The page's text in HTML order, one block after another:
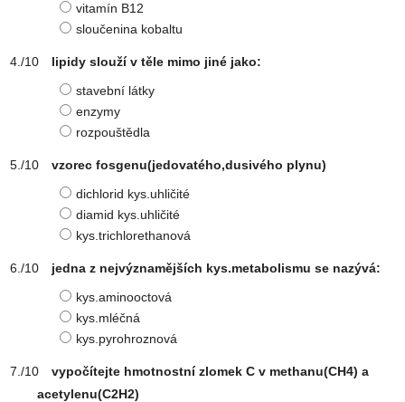
vitamín B12
sloučenina kobaltu
lipidy slouží v těle mimo jiné jako:
stavební látky
enzymy
rozpouštědla
vzorec fosgenu(jedovatého,dusivého plynu)
dichlorid kys.uhličité
diamid kys.uhličité
kys.trichlorethanová
jedna z nejvýznamějších kys.metabolismu se nazývá:
kys.aminooctová
kys.mléčná
kys.pyrohroznová
vypočítejte hmotnostní zlomek C v methanu(CH4) a
acetylenu(C2H2)